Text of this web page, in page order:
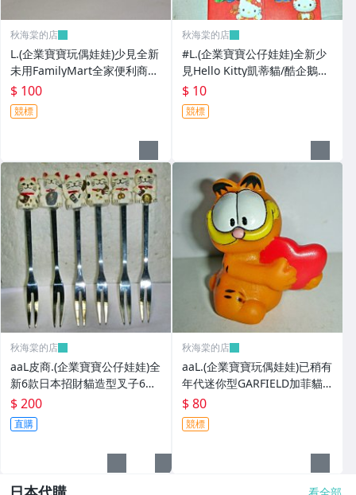
秋海棠的店
L.(企業寶寶玩偶娃娃)少見全新
未用FamilyMart全家便利商店
鐵質筆盒!--值得擁有!
$ 100
競標
秋海棠的店
#L.(企業寶寶公仔娃娃)全新少
見Hello Kitty凱蒂貓/酷企鵝造
型紅包袋5個一套誠泰銀行所
贈!
$ 10
競標
秋海棠的店
aaL皮商.(企業寶寶公仔娃娃)全
新6款日本招財貓造型叉子6
入!!--造型都不一樣值得收藏!!/
大4/-P
$ 200
直購
秋海棠的店
aaL.(企業寶寶玩偶娃娃)已稍有
年代迷你型GARFIELD加菲貓
拿紅色心型造型公仔!--保存良
好值得收藏!/6房樂箱1
$ 80
競標